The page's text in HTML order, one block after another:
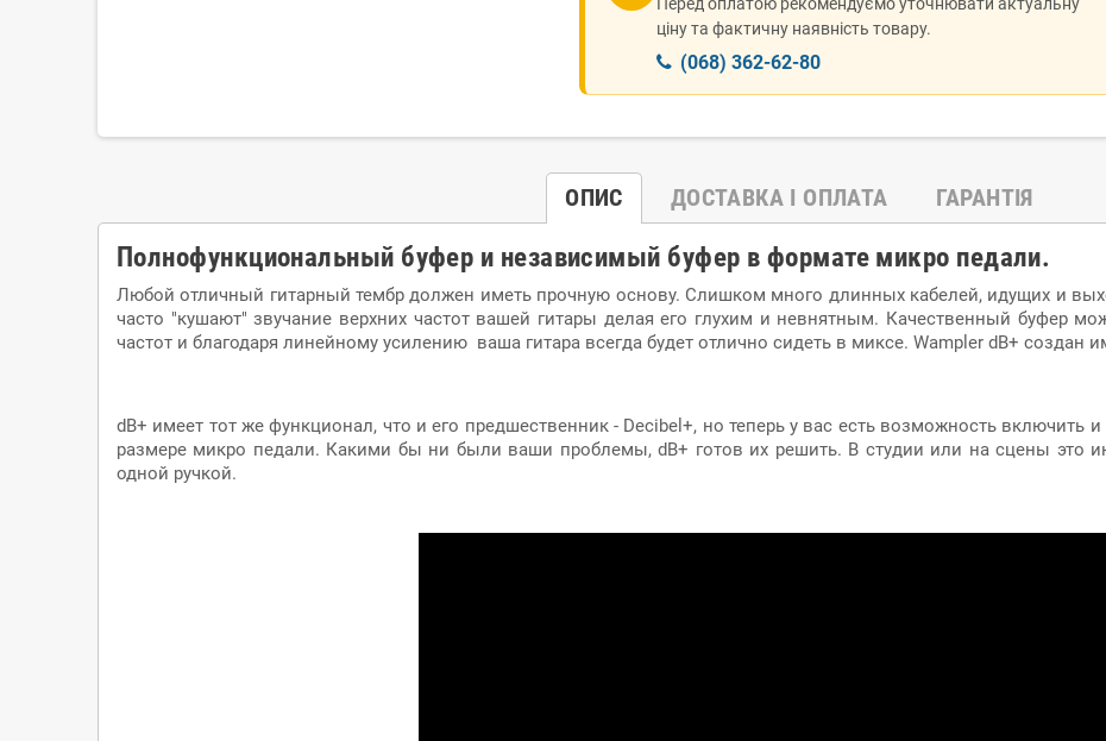
ціну та фактичну наявність товару.
(068) 362-62-80
ОПИС ДОСТАВКА І ОПЛАТА ГАРАНТІЯ
Полнофункциональный буфер и независимый буфер в формате микро педали.
Любой отличный гитарный тембр должен иметь прочную основу. Слишком много длинных кабелей, идущих и
часто "кушают" звучание верхних частот вашей гитары делая его глухим и невнятным. Качественный буфер
частот и благодаря линейному усилению ваша гитара всегда будет отлично сидеть в миксе. Wampler dB+ создан
dB+ имеет тот же функционал, что и его предшественник - Decibel+, но теперь у вас есть возможность
размере микро педали. Какими бы ни были ваши проблемы, dB+ готов их решить. В студии или на сцены это
одной ручкой.